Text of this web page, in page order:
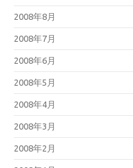
2008年8月
2008年7月
2008年6月
2008年5月
2008年4月
2008年3月
2008年2月